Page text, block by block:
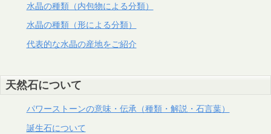
水晶の種類（内包物による分類）
水晶の種類（形による分類）
代表的な水晶の産地をご紹介
天然石について
パワーストーンの意味・伝承（種類・解説・石言葉）
誕生石について